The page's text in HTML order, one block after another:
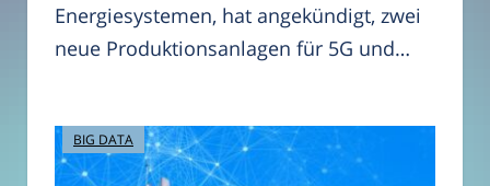
Energiesystemen, hat angekündigt, zwei
neue Produktionsanlagen für 5G und…
BIG DATA